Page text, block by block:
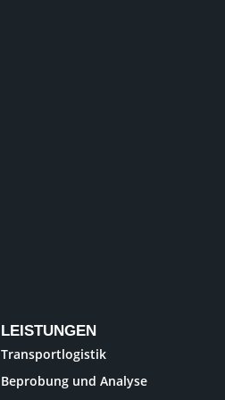
LEISTUNGEN
Transportlogistik
Beprobung und Analyse